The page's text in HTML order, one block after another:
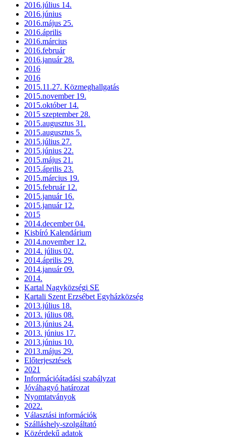
2016.július 14.
2016.június
2016.május 25.
2016.április
2016.március
2016.február
2016.január 28.
2016
2016
2015.11.27. Közmeghallgatás
2015.november 19.
2015.október 14.
2015 szeptember 28.
2015.augusztus 31.
2015.augusztus 5.
2015.július 27.
2015.június 22.
2015.május 21.
2015.április 23.
2015.március 19.
2015.február 12.
2015.január 16.
2015.január 12.
2015
2014.december 04.
Kisbíró Kalendárium
2014.november 12.
2014. július 02.
2014.április 29.
2014.január 09.
2014.
Kartal Nagyközségi SE
Kartali Szent Erzsébet Egyházközség
2013.július 18.
2013. július 08.
2013.június 24.
2013. június 17.
2013.június 10.
2013.május 29.
Előterjesztések
2021
Információátadási szabályzat
Jóváhagyó határozat
Nyomtatványok
2022.
Választási információk
Szálláshely-szolgáltató
Közérdekű adatok